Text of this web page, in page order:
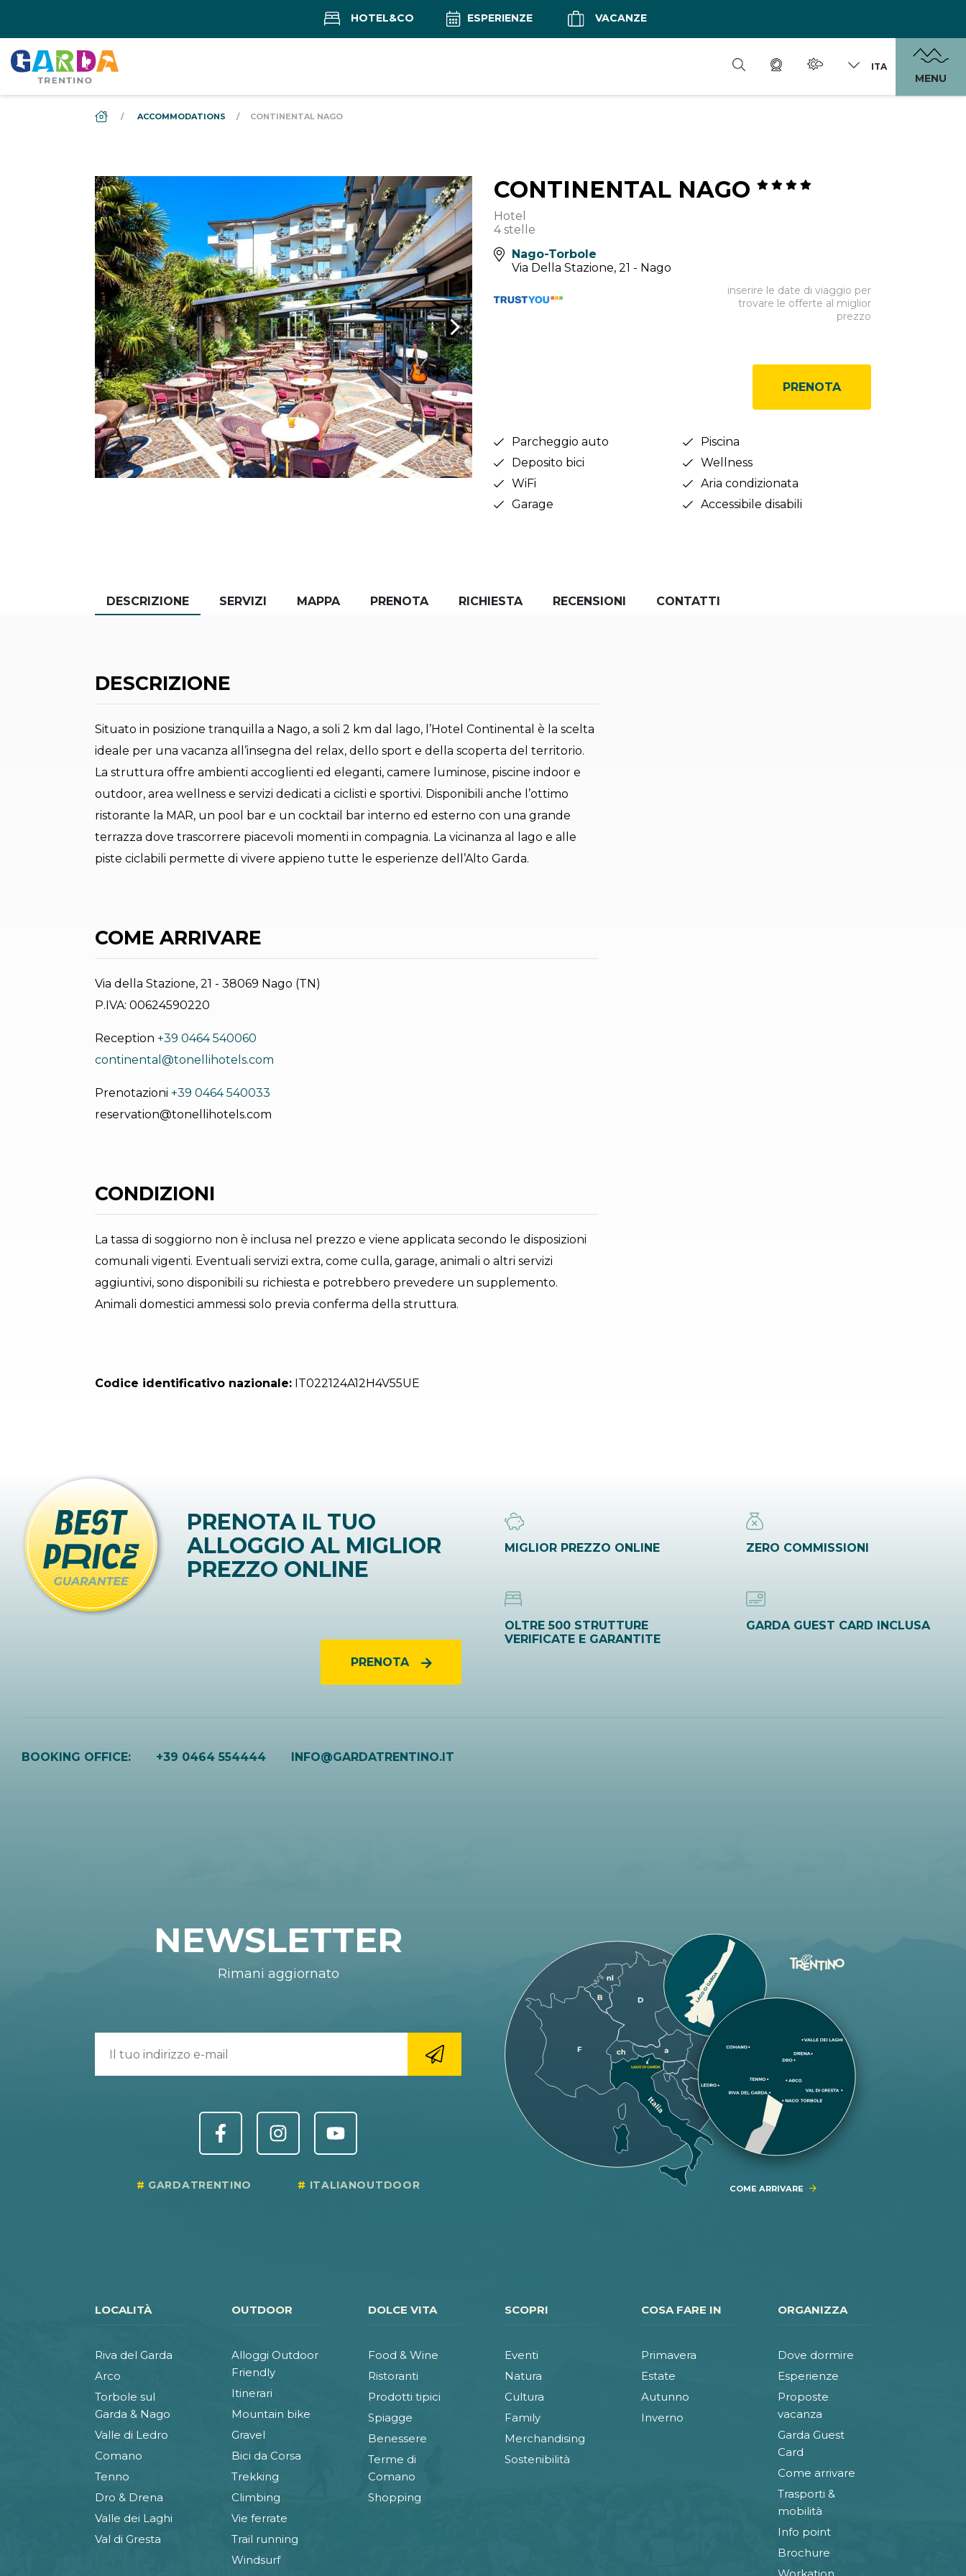
HOTEL&CO ESPERIENZE VACANZE
ITA
MENU
DS_BREADCRUMB.HOME
ACCOMMODATIONS CONTINENTAL NAGO
CONTINENTAL NAGO
Hotel
4 stelle
Nago-Torbole
Via Della Stazione, 21 - Nago
inserire le date di viaggio per
trovare le offerte al miglior
prezzo
PRENOTA
Parcheggio auto
Piscina
Deposito bici
Wellness
WiFi
Aria condizionata
Garage
Accessibile disabili
DESCRIZIONE SERVIZI MAPPA PRENOTA RICHIESTA RECENSIONI CONTATTI
DESCRIZIONE
Situato in posizione tranquilla a Nago, a soli 2 km dal lago, l’Hotel Continental è la scelta
ideale per una vacanza all’insegna del relax, dello sport e della scoperta del territorio.
La struttura offre ambienti accoglienti ed eleganti, camere luminose, piscine indoor e
outdoor, area wellness e servizi dedicati a ciclisti e sportivi. Disponibili anche l’ottimo
ristorante la MAR, un pool bar e un cocktail bar interno ed esterno con una grande
terrazza dove trascorrere piacevoli momenti in compagnia. La vicinanza al lago e alle
piste ciclabili permette di vivere appieno tutte le esperienze dell’Alto Garda.
COME ARRIVARE
Via della Stazione, 21 - 38069 Nago (TN)
P.IVA: 00624590220
Reception +39 0464 540060
continental@tonellihotels.com
Prenotazioni +39 0464 540033
reservation@tonellihotels.com
CONDIZIONI
La tassa di soggiorno non è inclusa nel prezzo e viene applicata secondo le disposizioni
comunali vigenti. Eventuali servizi extra, come culla, garage, animali o altri servizi
aggiuntivi, sono disponibili su richiesta e potrebbero prevedere un supplemento.
Animali domestici ammessi solo previa conferma della struttura.
Codice identificativo nazionale: IT022124A12H4V55UE
PRENOTA IL TUO
ALLOGGIO AL MIGLIOR
PREZZO ONLINE
PRENOTA
MIGLIOR PREZZO ONLINE ZERO COMMISSIONI
OLTRE 500 STRUTTURE
VERIFICATE E GARANTITE
GARDA GUEST CARD INCLUSA
BOOKING OFFICE: +39 0464 554444 INFO@GARDATRENTINO.IT
COME ARRIVARE
NEWSLETTER
Rimani aggiornato
GARDATRENTINO ITALIANOUTDOOR
LOCALITÀ
Riva del Garda
Arco
Torbole sul
Garda & Nago
Valle di Ledro
Comano
Tenno
Dro & Drena
Valle dei Laghi
Val di Gresta
OUTDOOR
Alloggi Outdoor
Friendly
Itinerari
Mountain bike
Gravel
Bici da Corsa
Trekking
Climbing
Vie ferrate
Trail running
Windsurf
DOLCE VITA
Food & Wine
Ristoranti
Prodotti tipici
Spiagge
Benessere
Terme di
Comano
Shopping
SCOPRI
Eventi
Natura
Cultura
Family
Merchandising
Sostenibilità
COSA FARE IN
Primavera
Estate
Autunno
Inverno
ORGANIZZA
Dove dormire
Esperienze
Proposte
vacanza
Garda Guest
Card
Come arrivare
Trasporti &
mobilità
Info point
Brochure